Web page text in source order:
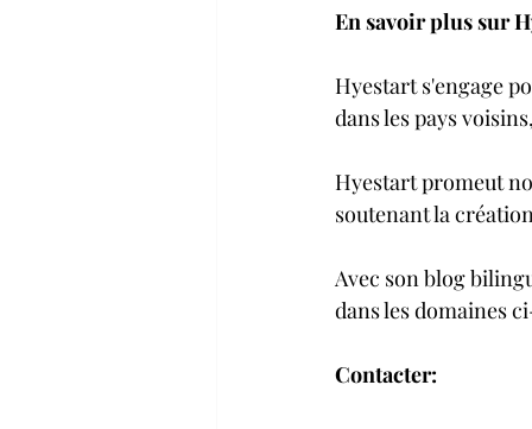
En savoir plus sur
Hyestart s'engage
dans les pays
Hyestart promeut
soutenant la
Avec son blog
dans les domaines
Contacter: